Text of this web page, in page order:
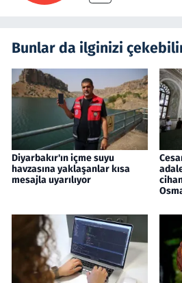
Bunlar da ilginizi
Diyarbakır'ın içme suyu
havzasına yaklaşanlar kısa
mesajla uyarılıyor